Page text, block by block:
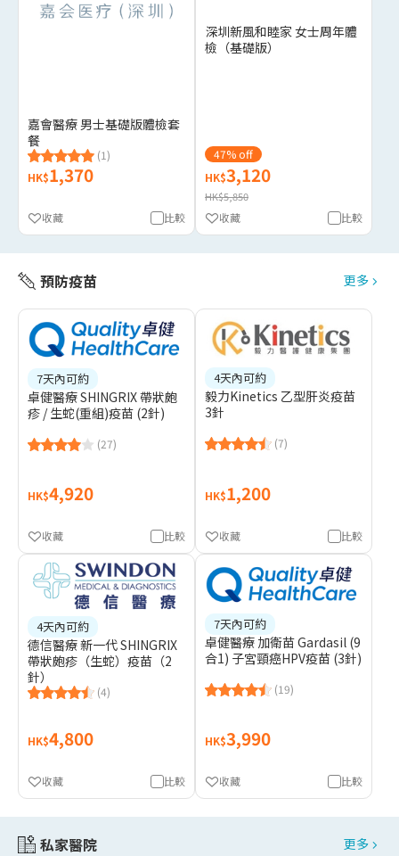
嘉會醫療 男士基礎版體檢套
餐
(1)
HK$1,370
比較
收藏
深圳新風和睦家 女士周年體
檢（基礎版）
47% off
HK$3,120
HK$5,850
比較
收藏
預防疫苗 更多
7天內可約
卓健醫療 SHINGRIX 帶狀皰
疹 / 生蛇(重組)疫苗 (2針)
(27)
HK$4,920
比較
收藏
4天內可約
毅力Kinetics 乙型肝炎疫苗
3針
(7)
HK$1,200
比較
收藏
4天內可約
德信醫療 新一代 SHINGRIX
帶狀皰疹（生蛇）疫苗（2
針）
(4)
HK$4,800
比較
收藏
7天內可約
卓健醫療 加衛苗 Gardasil (9
合1) 子宮頸癌HPV疫苗 (3針)
(19)
HK$3,990
比較
收藏
私家醫院 更多